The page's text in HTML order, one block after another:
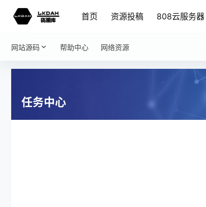
首页 资源投稿 808云服务器
网站源码 帮助中心 网络资源
任务中心